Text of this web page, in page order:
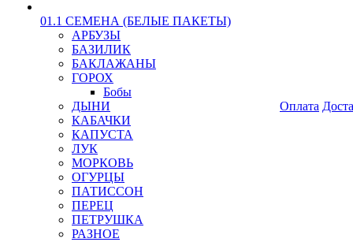
01.1 СЕМЕНА (БЕЛЫЕ ПАКЕТЫ)
АРБУЗЫ
БАЗИЛИК
БАКЛАЖАНЫ
ГОРОХ
Бобы
ДЫНИ
КАБАЧКИ
КАПУСТА
ЛУК
МОРКОВЬ
ОГУРЦЫ
ПАТИССОН
ПЕРЕЦ
ПЕТРУШКА
РАЗНОЕ
Оплата